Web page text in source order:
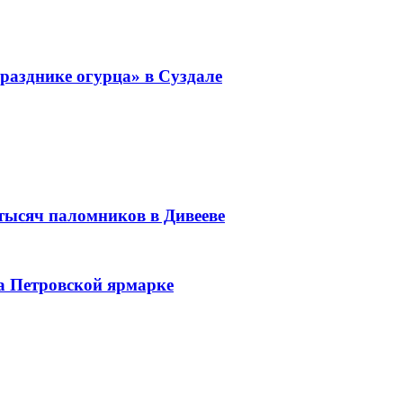
огурца» в Суздале
паломников в Дивееве
Петровской ярмарке